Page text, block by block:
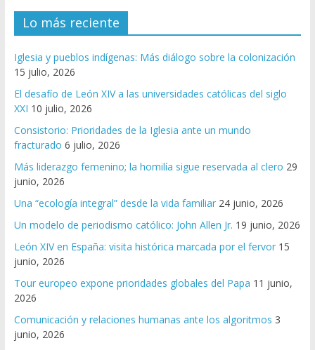
Lo más reciente
Iglesia y pueblos indígenas: Más diálogo sobre la colonización
15 julio, 2026
El desafío de León XIV a las universidades católicas del siglo
XXI 10 julio, 2026
Consistorio: Prioridades de la Iglesia ante un mundo
fracturado 6 julio, 2026
Más liderazgo femenino; la homilía sigue reservada al clero 29
junio, 2026
Una “ecología integral” desde la vida familiar 24 junio, 2026
Un modelo de periodismo católico: John Allen Jr. 19 junio, 2026
León XIV en España: visita histórica marcada por el fervor 15
junio, 2026
Tour europeo expone prioridades globales del Papa 11 junio,
2026
Comunicación y relaciones humanas ante los algoritmos 3
junio, 2026